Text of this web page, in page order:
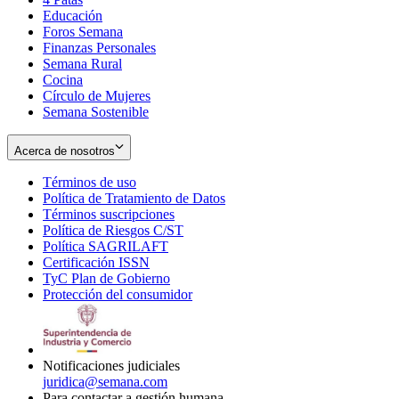
window
new
window
Educación
Foros Semana
Finanzas Personales
Semana Rural
Cocina
Círculo de Mujeres
Semana Sostenible
Acerca de nosotros
Términos de uso
in
new
window
Política de Tratamiento de Datos
Términos suscripciones
in
Política de Riesgos C/ST
Política SAGRILAFT
new
window
Certificación ISSN
in
new
TyC Plan de Gobierno
in
Protección del consumidorOpens
Notificaciones judiciales
juridica@semana.com